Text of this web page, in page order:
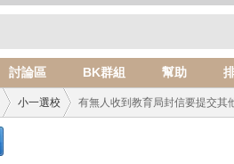
討論區 BK群組 幫助
小一選校 有無人收到教育局封信要提交其